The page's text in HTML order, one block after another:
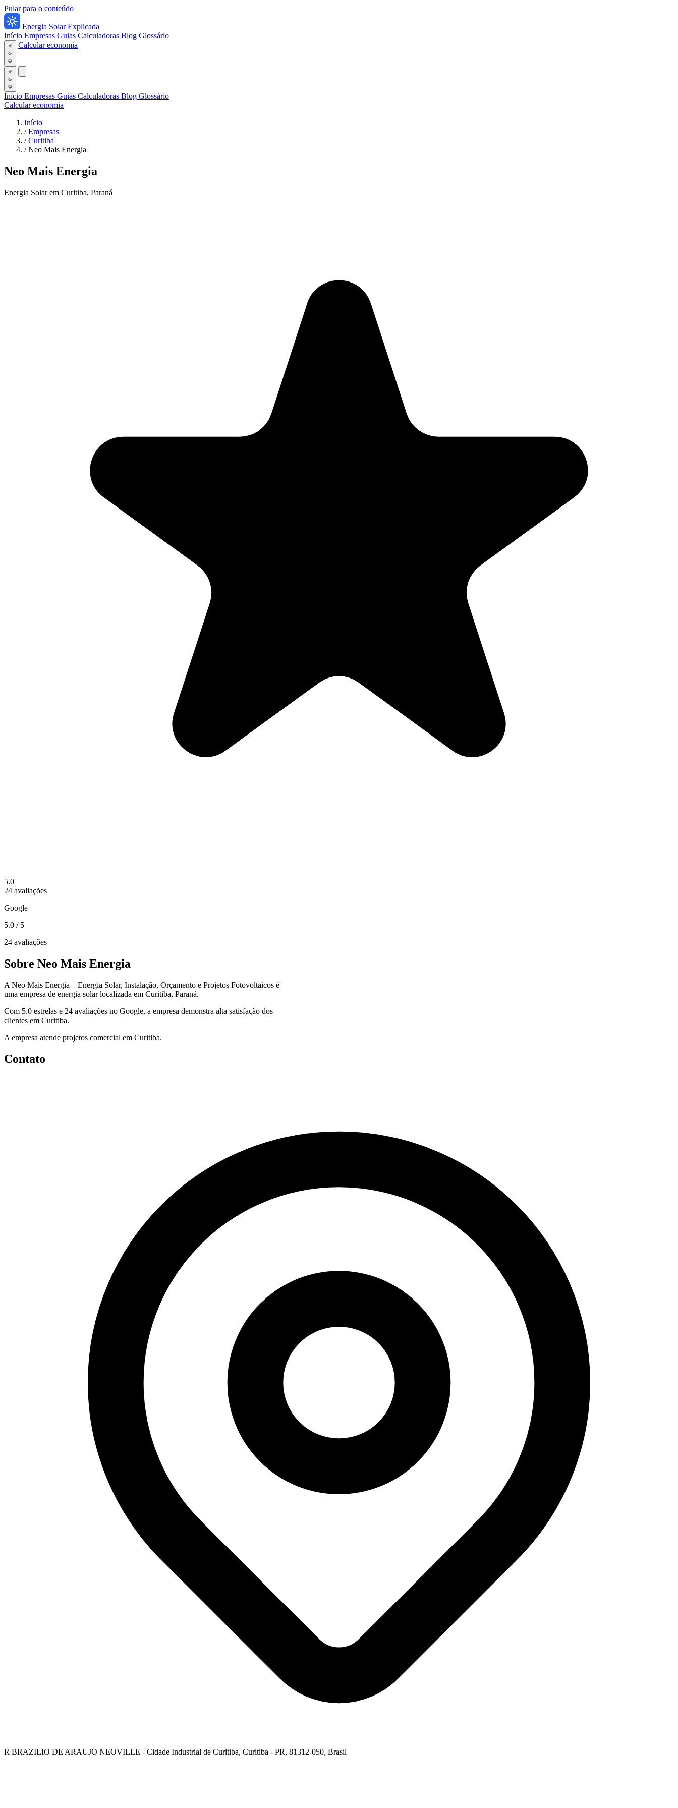
Pular para o conteúdo
Energia Solar Explicada
Início Empresas Guias Calculadoras Blog Glossário
Calcular economia
Início Empresas Guias Calculadoras Blog Glossário
Calcular economia
Início
/ Empresas
/ Curitiba
/ Neo Mais Energia
Neo Mais Energia
Energia Solar em Curitiba, Paraná
5.0
24 avaliações
Google
5.0 / 5
24 avaliações
Sobre Neo Mais Energia
A Neo Mais Energia – Energia Solar, Instalação, Orçamento e Projetos Fotovoltaicos é
uma empresa de energia solar localizada em Curitiba, Paraná.
Com 5.0 estrelas e 24 avaliações no Google, a empresa demonstra alta satisfação dos
clientes em Curitiba.
A empresa atende projetos comercial em Curitiba.
Contato
R BRAZILIO DE ARAUJO NEOVILLE - Cidade Industrial de Curitiba, Curitiba - PR, 81312-050, Brasil